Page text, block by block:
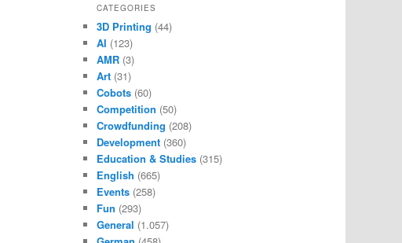
CATEGORIES
3D Printing (44)
AI (123)
AMR (3)
Art (31)
Cobots (60)
Competition (50)
Crowdfunding (208)
Development (360)
Education & Studies (315)
English (665)
Events (258)
Fun (293)
General (1.057)